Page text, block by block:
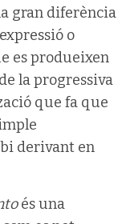
gran diferència
o
es produeixen
la progressiva
que fa que
derivant en
és una